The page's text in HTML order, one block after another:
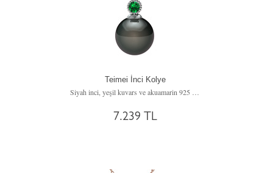
Teimei İnci Kolye
7.239 TL